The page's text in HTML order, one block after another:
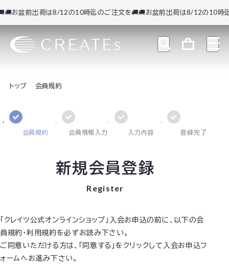
お盆前出荷は8/12の10時迄のご注文を🚚🚚お盆前出荷は8/12の10時迄
トップ 会員規約
会員規約 会員情報入力 入力内容 登録完了
新規会員登録
Register
「クレイツ公式オンラインショップ」入会お申込の前に、以下の会
員規約・利用規約を必ずお読み下さい。
ご同意いただける方は、「同意する」をクリックして入会お申込フ
ォームへお進み下さい。